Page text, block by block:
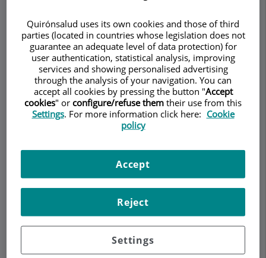
DescripciónServiciosContactoDatos de interésHorario
Pedir cita
Cirugía de la incurvación del
pene
¿Qué es la incurvación de pene?
En el pene normal la erección implica una
simétrica. En el pene incurvado existe una
asimetría de uno de los cuerpos cavernosos. Por
Quirónsalud uses its own cookies and those of third
parties (located in countries whose legislation does not
guarantee an adequate level of data protection) for
user authentication, statistical analysis, improving
services and showing personalised advertising
through the analysis of your navigation. You can
accept all cookies by pressing the button "Accept
cookies" or configure/refuse them their use from this
Settings. For more information click here: Cookie
policy
Settings
Reject
Accept